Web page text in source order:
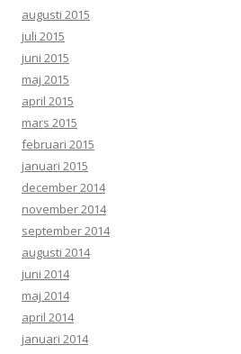
augusti 2015
juli 2015
juni 2015
maj 2015
april 2015
mars 2015
februari 2015
januari 2015
december 2014
november 2014
september 2014
augusti 2014
juni 2014
maj 2014
april 2014
januari 2014